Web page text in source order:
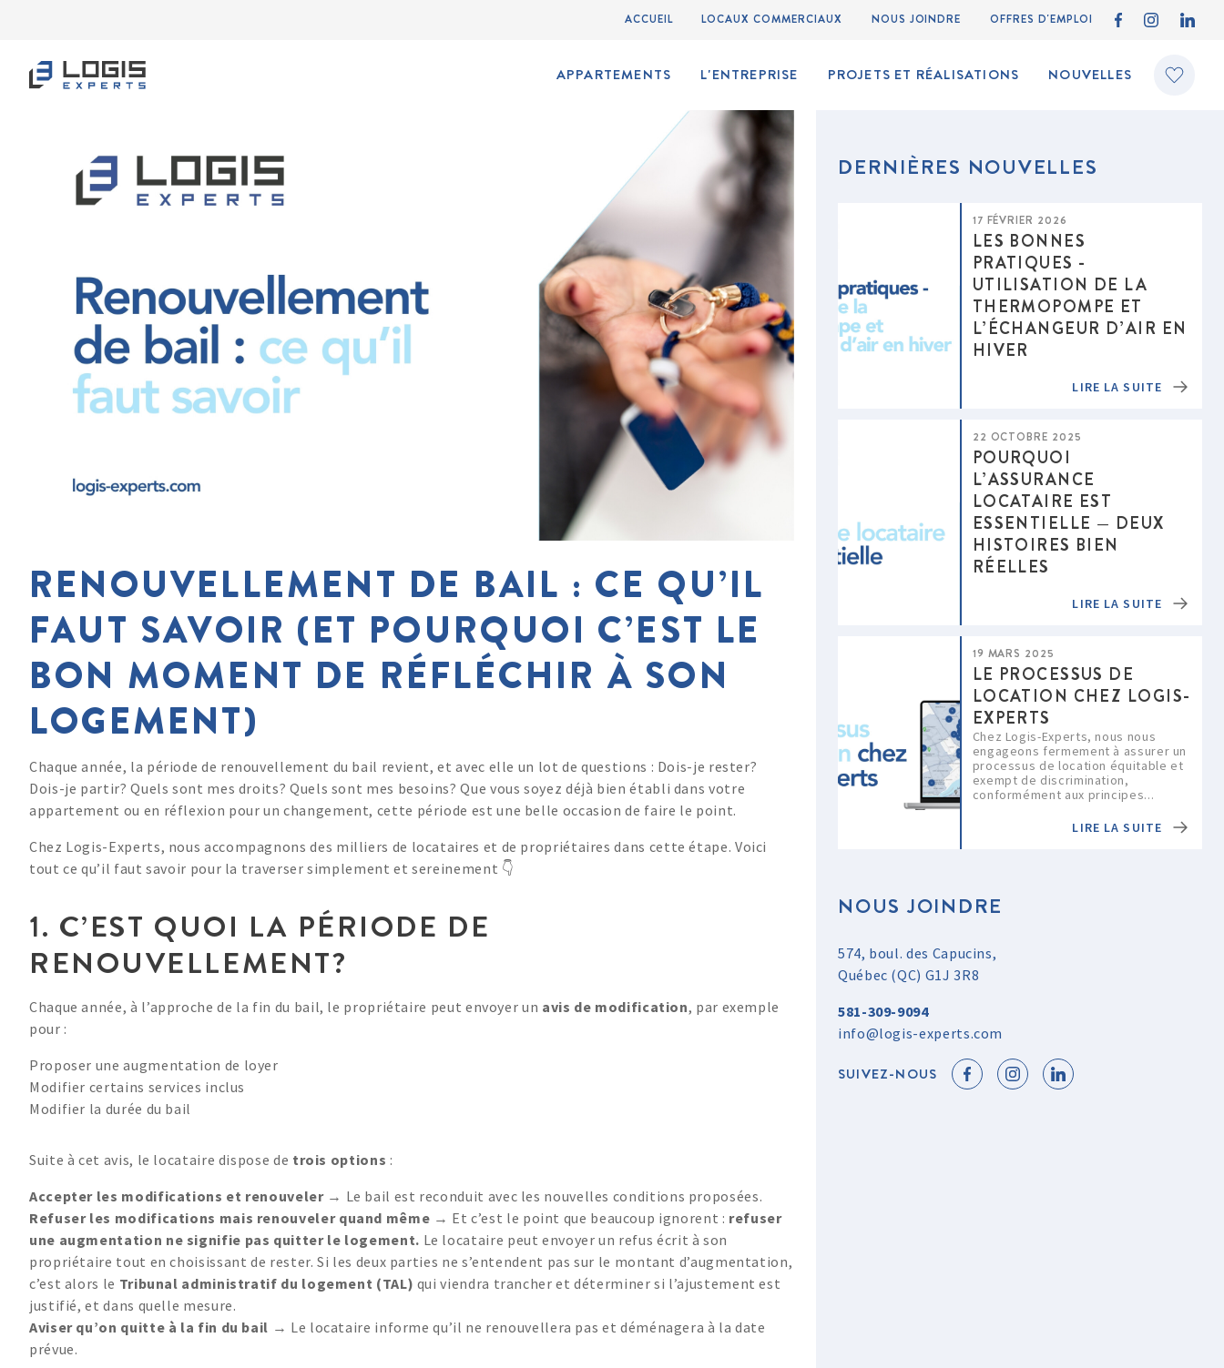
ACCUEIL LOCAUX COMMERCIAUX NOUS JOINDRE OFFRES D'EMPLOI
APPARTEMENTS L'ENTREPRISE PROJETS ET RÉALISATIONS NOUVELLES
RENOUVELLEMENT DE BAIL : CE QU’IL
FAUT SAVOIR (ET POURQUOI C’EST LE
BON MOMENT DE RÉFLÉCHIR À SON
LOGEMENT)
Chaque année, la période de renouvellement du bail revient, et avec elle un lot de questions : Dois-je rester?
Dois-je partir? Quels sont mes droits? Quels sont mes besoins? Que vous soyez déjà bien établi dans votre
appartement ou en réflexion pour un changement, cette période est une belle occasion de faire le point.
Chez Logis-Experts, nous accompagnons des milliers de locataires et de propriétaires dans cette étape. Voici
tout ce qu’il faut savoir pour la traverser simplement et sereinement 👇
1. C’EST QUOI LA PÉRIODE DE
RENOUVELLEMENT?
Chaque année, à l’approche de la fin du bail, le propriétaire peut envoyer un avis de modification, par exemple
pour :
Proposer une augmentation de loyer
Modifier certains services inclus
Modifier la durée du bail
Suite à cet avis, le locataire dispose de trois options :
Accepter les modifications et renouveler→ Le bail est reconduit avec les nouvelles conditions proposées.
Refuser les modifications mais renouveler quand même → Et c’est le point que beaucoup ignorent : refuser
une augmentation ne signifie pas quitter le logement. Le locataire peut envoyer un refus écrit à son
propriétaire tout en choisissant de rester. Si les deux parties ne s’entendent pas sur le montant d’augmentation,
c’est alors le Tribunal administratif du logement (TAL) qui viendra trancher et déterminer si l’ajustement est
justifié, et dans quelle mesure.
Aviser qu’on quitte à la fin du bail → Le locataire informe qu’il ne renouvellera pas et déménagera à la date
prévue.
DERNIÈRES NOUVELLES
17 FÉVRIER 2026
LES BONNES
PRATIQUES -
UTILISATION DE LA
THERMOPOMPE ET
L’ÉCHANGEUR D’AIR EN
HIVER
LIRE LA SUITE
22 OCTOBRE 2025
POURQUOI
L’ASSURANCE
LOCATAIRE EST
ESSENTIELLE — DEUX
HISTOIRES BIEN
RÉELLES
LIRE LA SUITE
19 MARS 2025
LE PROCESSUS DE
LOCATION CHEZ LOGIS-
EXPERTS
Chez Logis-Experts, nous nous
engageons fermement à assurer un
processus de location équitable et
exempt de discrimination,
conformément aux principes...
LIRE LA SUITE
NOUS JOINDRE
574, boul. des Capucins,
Québec (QC) G1J 3R8
581-309-9094
info@logis-experts.com
SUIVEZ-NOUS